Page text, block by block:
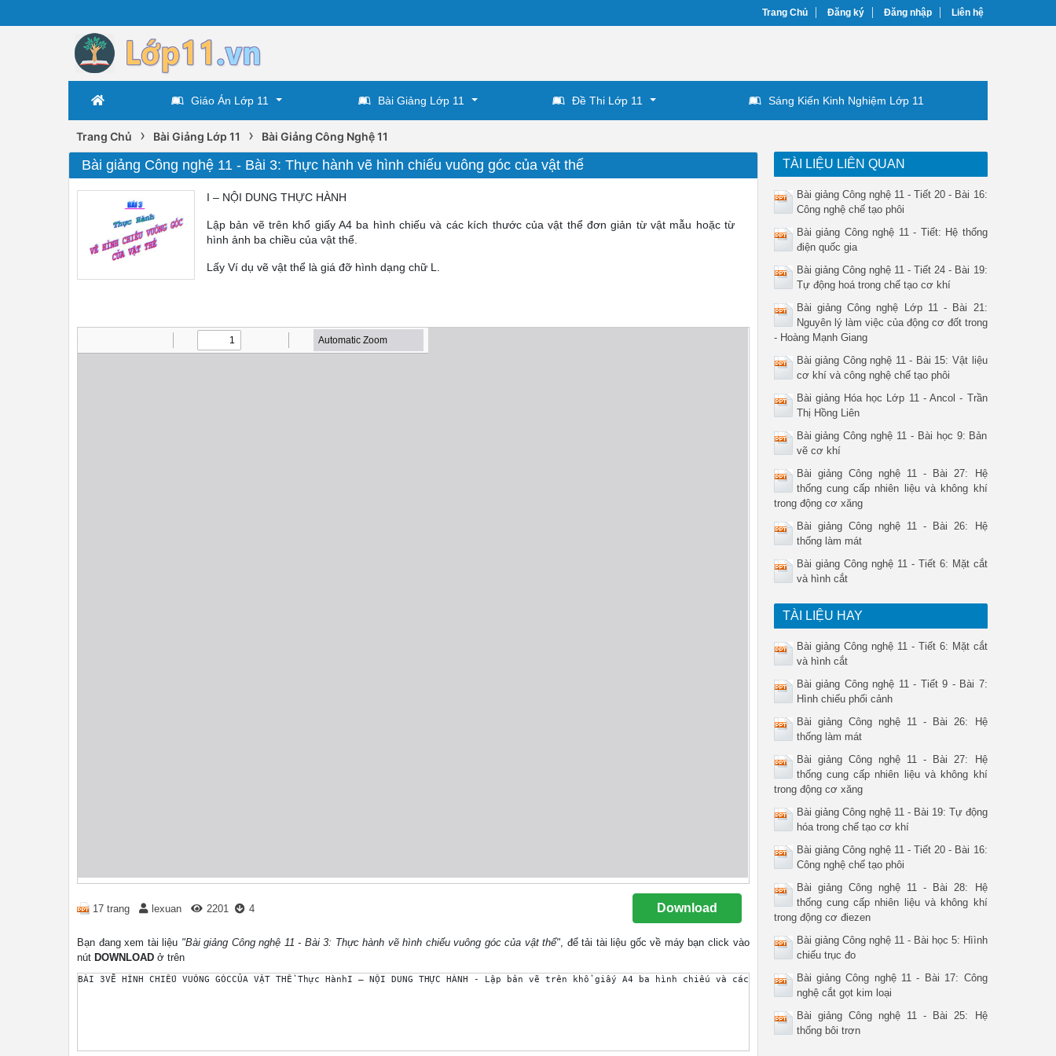
Trang Chủ Đăng ký Đăng nhập Liên hệ
Giáo Án Lớp 11 Bài Giảng Lớp 11 Đề Thi Lớp 11 Sáng Kiến Kinh Nghiệm Lớp 11
Trang Chủ › Bài Giảng Lớp 11 › Bài Giảng Công Nghệ 11
Bài giảng Công nghệ 11 - Bài 3: Thực hành vẽ hình chiếu vuông góc của vật thể
I – NỘI DUNG THỰC HÀNH
Lập bản vẽ trên khổ giấy A4 ba hình chiếu và các kích thước của vật thể đơn giản từ vật mẫu hoặc từ
hình ảnh ba chiều của vật thể.
Lấy Ví dụ vẽ vật thể là giá đỡ hình dạng chữ L.
17 trang lexuan 2201 4 Download
Bạn đang xem tài liệu "Bài giảng Công nghệ 11 - Bài 3: Thực hành vẽ hình chiếu vuông góc của vật thể", để tải tài liệu gốc về máy bạn click vào
nút DOWNLOAD ở trên
TÀI LIỆU LIÊN QUAN
Bài giảng Công nghệ 11 - Tiết 20 - Bài 16:
Công nghệ chế tạo phôi
Bài giảng Công nghệ 11 - Tiết: Hệ thống
điện quốc gia
Bài giảng Công nghệ 11 - Tiết 24 - Bài 19:
Tự động hoá trong chế tạo cơ khí
Bài giảng Công nghệ Lớp 11 - Bài 21:
Nguyên lý làm việc của động cơ đốt trong
- Hoàng Mạnh Giang
Bài giảng Công nghệ 11 - Bài 15: Vật liệu
cơ khí và công nghệ chế tạo phôi
Bài giảng Hóa học Lớp 11 - Ancol - Trần
Thị Hồng Liên
Bài giảng Công nghệ 11 - Bài học 9: Bản
vẽ cơ khí
Bài giảng Công nghệ 11 - Bài 27: Hệ
thống cung cấp nhiên liệu và không khí
trong động cơ xăng
Bài giảng Công nghệ 11 - Bài 26: Hệ
thống làm mát
Bài giảng Công nghệ 11 - Tiết 6: Mặt cắt
và hình cắt
TÀI LIỆU HAY
Bài giảng Công nghệ 11 - Tiết 6: Mặt cắt
và hình cắt
Bài giảng Công nghệ 11 - Tiết 9 - Bài 7:
Hình chiếu phối cảnh
Bài giảng Công nghệ 11 - Bài 26: Hệ
thống làm mát
Bài giảng Công nghệ 11 - Bài 27: Hệ
thống cung cấp nhiên liệu và không khí
trong động cơ xăng
Bài giảng Công nghệ 11 - Bài 19: Tự động
hóa trong chế tạo cơ khí
Bài giảng Công nghệ 11 - Tiết 20 - Bài 16:
Công nghệ chế tạo phôi
Bài giảng Công nghệ 11 - Bài 28: Hệ
thống cung cấp nhiên liệu và không khí
trong động cơ điezen
Bài giảng Công nghệ 11 - Bài học 5: Hìình
chiếu trục đo
Bài giảng Công nghệ 11 - Bài 17: Công
nghệ cắt gọt kim loại
Bài giảng Công nghệ 11 - Bài 25: Hệ
thống bôi trơn